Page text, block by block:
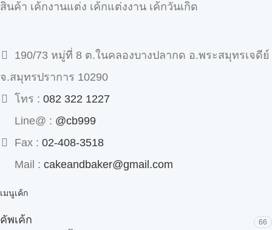
สินค้า เค้กงานแต่ง เค้กแต่งงาน เค้กวันเกิด
190/73 หมู่ที่ 8 ต.ในคลองบางปลากด อ.พระสมุทรเจดีย์
จ.สมุทรปราการ 10290
โทร : 082 322 1227
Line@ : @cb999
Fax : 02-408-3518
Mail : cakeandbaker@gmail.com
เมนูเค้ก
คัพเค้ก 66